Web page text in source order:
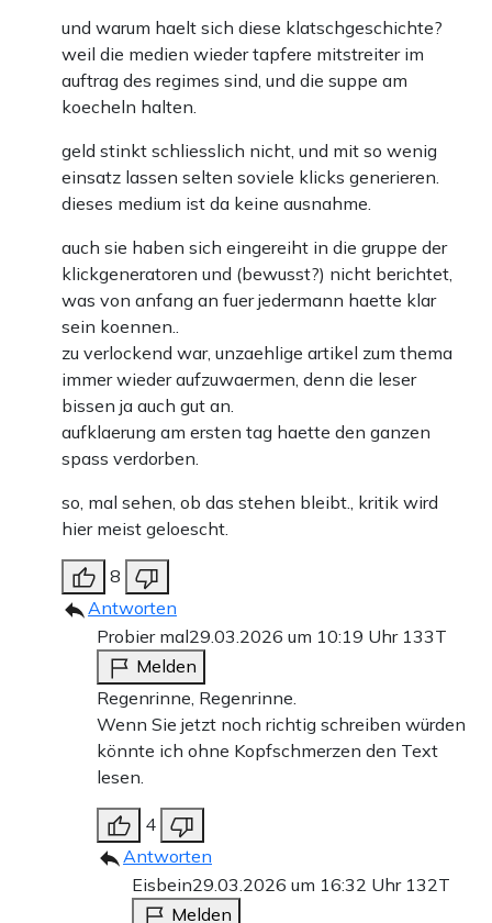
und warum haelt sich diese klatschgeschichte?
weil die medien wieder tapfere mitstreiter im
auftrag des regimes sind, und die suppe am
koecheln halten.
geld stinkt schliesslich nicht, und mit so wenig
einsatz lassen selten soviele klicks generieren.
dieses medium ist da keine ausnahme.
auch sie haben sich eingereiht in die gruppe der
klickgeneratoren und (bewusst?) nicht berichtet,
was von anfang an fuer jedermann haette klar
sein koennen..
zu verlockend war, unzaehlige artikel zum thema
immer wieder aufzuwaermen, denn die leser
bissen ja auch gut an.
aufklaerung am ersten tag haette den ganzen
spass verdorben.
so, mal sehen, ob das stehen bleibt., kritik wird
hier meist geloescht.
8
Antworten
Probier mal29.03.2026 um 10:19 Uhr 133T
Melden
Regenrinne, Regenrinne.
Wenn Sie jetzt noch richtig schreiben würden
könnte ich ohne Kopfschmerzen den Text
lesen.
4
Antworten
Eisbein29.03.2026 um 16:32 Uhr 132T
Melden